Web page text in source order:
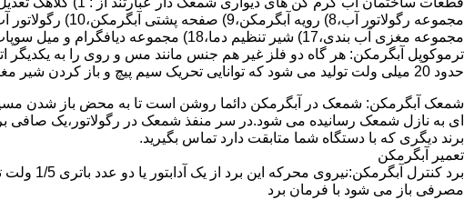
مجموعه مغزی آب بندی،17) شیر تنظیم دما،18) مجموعه دیافگرام و میل سوپاپ آب 19) ترموکوپل و … که ما برای تعمیر آبگرمکن باید به نمایندگی های مجاز همان برند تماس حاصل فرمایید.
ترموکوپل آبگرمکن: هر گاه دو فلز غیر هم جنس مانند مس و روی را به
حدود 20 میلی ولت تولید می شود که توانایی تحریک سیم پیچ و باز کردن شیر مغناطیسی وسایل گاز سوز را در مدت 20 ثانیه دارد.
شمعک آبگرمکن: شمعک در آبگرمکن دائما روشن است تا به محض باز شدن مسیر
ای به نازل شمعک رسانیده می شود.در سر منفذ شمعک در رگولاتور،یک صافی
برند دیگری که با دستگاه شما متابقت دارد تماس بگیرید.
تعمیر آبگرمکن
مصرفی باز می شود با فرمان برد